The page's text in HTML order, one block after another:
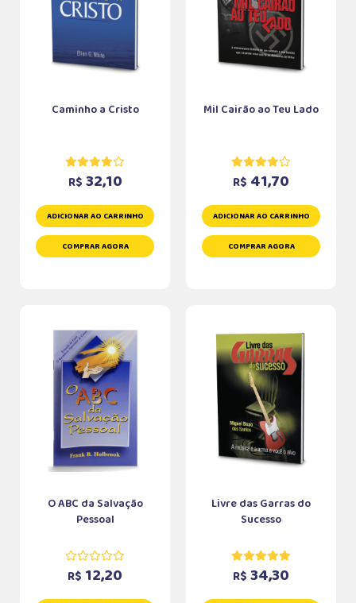
Caminho a Cristo
R$ 32,10
ADICIONAR AO CARRINHO
COMPRAR AGORA
Mil Cairão ao Teu Lado
R$ 41,70
ADICIONAR AO CARRINHO
COMPRAR AGORA
O ABC da Salvação
Pessoal
R$ 12,20
Livre das Garras do
Sucesso
R$ 34,30